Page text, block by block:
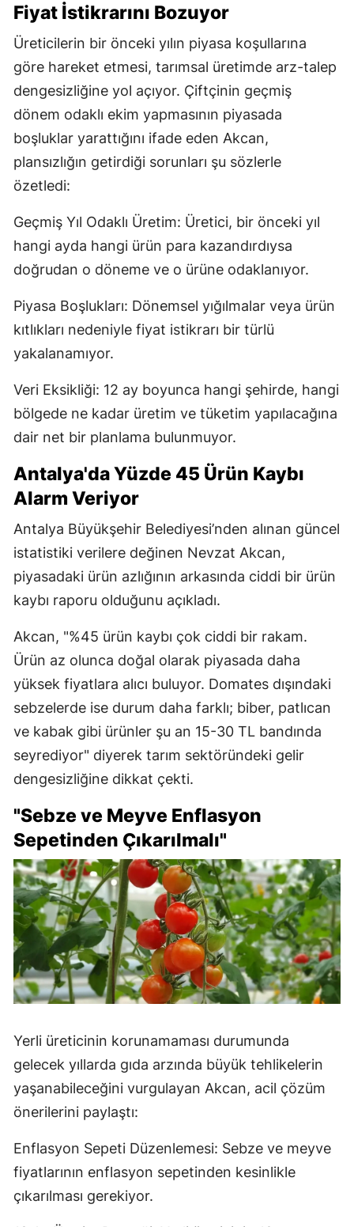
Fiyat İstikrarını Bozuyor
Üreticilerin bir önceki yılın piyasa koşullarına
göre hareket etmesi, tarımsal üretimde arz-talep
dengesizliğine yol açıyor. Çiftçinin geçmiş
dönem odaklı ekim yapmasının piyasada
boşluklar yarattığını ifade eden Akcan,
plansızlığın getirdiği sorunları şu sözlerle
özetledi:
Geçmiş Yıl Odaklı Üretim: Üretici, bir önceki yıl
hangi ayda hangi ürün para kazandırdıysa
doğrudan o döneme ve o ürüne odaklanıyor.
Piyasa Boşlukları: Dönemsel yığılmalar veya ürün
kıtlıkları nedeniyle fiyat istikrarı bir türlü
yakalanamıyor.
Veri Eksikliği: 12 ay boyunca hangi şehirde, hangi
bölgede ne kadar üretim ve tüketim yapılacağına
dair net bir planlama bulunmuyor.
Antalya'da Yüzde 45 Ürün Kaybı
Alarm Veriyor
Antalya Büyükşehir Belediyesi’nden alınan güncel
istatistiki verilere değinen Nevzat Akcan,
piyasadaki ürün azlığının arkasında ciddi bir ürün
kaybı raporu olduğunu açıkladı.
Akcan, "%45 ürün kaybı çok ciddi bir rakam.
Ürün az olunca doğal olarak piyasada daha
yüksek fiyatlara alıcı buluyor. Domates dışındaki
sebzelerde ise durum daha farklı; biber, patlıcan
ve kabak gibi ürünler şu an 15-30 TL bandında
seyrediyor" diyerek tarım sektöründeki gelir
dengesizliğine dikkat çekti.
"Sebze ve Meyve Enflasyon
Sepetinden Çıkarılmalı"
Yerli üreticinin korunamaması durumunda
gelecek yıllarda gıda arzında büyük tehlikelerin
yaşanabileceğini vurgulayan Akcan, acil çözüm
önerilerini paylaştı:
Enflasyon Sepeti Düzenlemesi: Sebze ve meyve
fiyatlarının enflasyon sepetinden kesinlikle
çıkarılması gerekiyor.